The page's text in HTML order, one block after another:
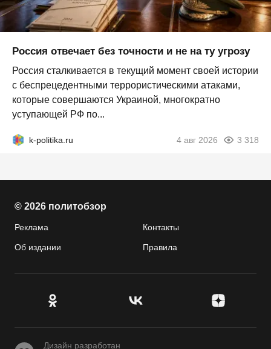
Россия отвечает без точности и не на ту угрозу
Россия сталкивается в текущий момент своей истории
с беспрецедентными террористическими атаками,
которые совершаются Украиной, многократно
уступающей РФ по...
k-politika.ru 4 авг 2026 3 318
© 2026 политобзор
Реклама Контакты
Об издании Правила